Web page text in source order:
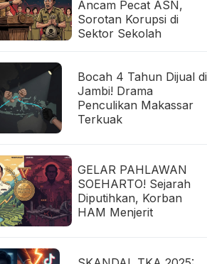
Ancam Pecat ASN,
Sorotan Korupsi di
Sektor Sekolah
Bocah 4 Tahun Dijual di
Jambi! Drama
Penculikan Makassar
Terkuak
GELAR PAHLAWAN
SOEHARTO! Sejarah
Diputihkan, Korban
HAM Menjerit